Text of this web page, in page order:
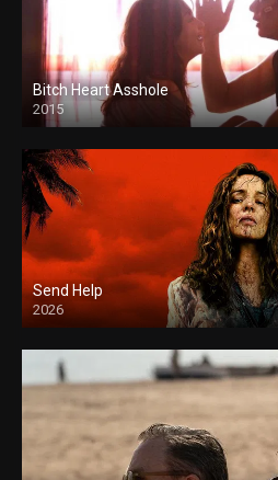
Bitch Heart Asshole
2015
Send Help
2026